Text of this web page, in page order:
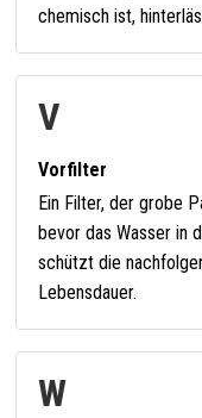
chemisch ist,
V
Vorfilter
Ein Filter, der grobe
bevor das Wasser in
schützt die
Lebensdauer.
W